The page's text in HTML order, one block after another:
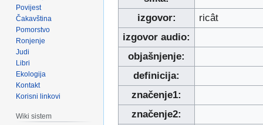
izgovor:
ricât
izgovor audio:
objašnjenje:
definicija:
značenje1:
značenje2:
Povijest
Čakavština
Pomorstvo
Ronjenje
Judi
Libri
Ekologija
Kontakt
Korisni linkovi
Wiki sistem